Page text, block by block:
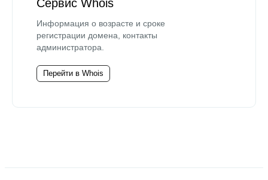
Сервис Whois
Информация о возрасте и сроке
регистрации домена, контакты
администратора.
Перейти в Whois